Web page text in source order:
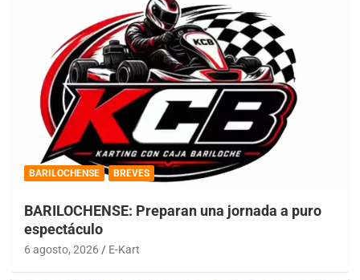
BARILOCHENSE BREVES
BARILOCHENSE: Preparan una jornada a puro
espectáculo
6 agosto, 2026 E-Kart